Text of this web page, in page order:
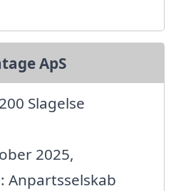
ApS
Slagelse
2025,
Anpartsselskab